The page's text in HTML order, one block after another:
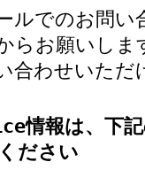
ルでのお問い
らお願いしま
合わせいた
情報は、
ださい